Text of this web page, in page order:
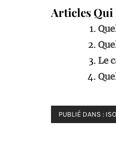
Articles Qui
Le
PUBLIÉ DANS :